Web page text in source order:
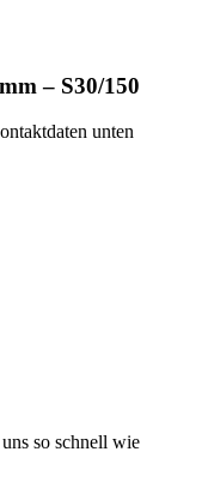
– S30/150
unten
so schnell wie